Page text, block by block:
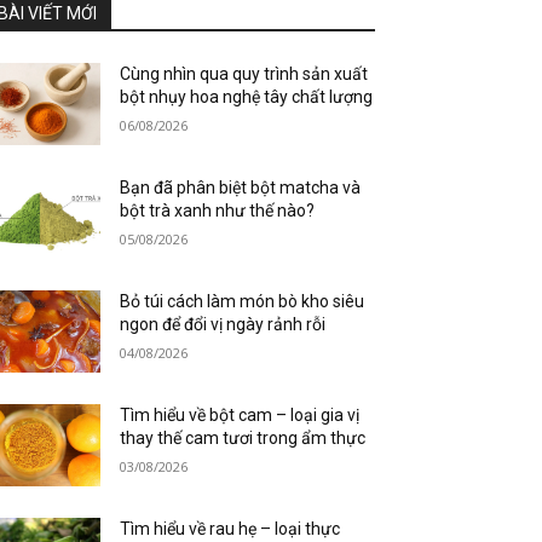
VIẾT MỚI
Cùng nhìn qua quy trình sản xuất
bột nhụy hoa nghệ tây chất lượng
06/08/2026
Bạn đã phân biệt bột matcha và
bột trà xanh như thế nào?
05/08/2026
Bỏ túi cách làm món bò kho siêu
ngon để đổi vị ngày rảnh rỗi
04/08/2026
Tìm hiểu về bột cam – loại gia vị
thay thế cam tươi trong ẩm thực
03/08/2026
Tìm hiểu về rau hẹ – loại thực